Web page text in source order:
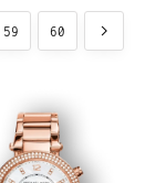
59 60